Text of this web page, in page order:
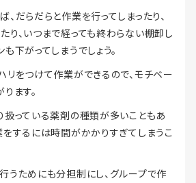
だらだらと作業を行ってしまったり、
り、いつまで経っても終わらない棚卸し
下がってしまうでしょう。
リをつけて作業ができるので、モチベー
ます。
扱っている薬剤の種類が多いこともあ
をするには時間がかかりすぎてしまうこ
うためにも分担制にし、グループで作